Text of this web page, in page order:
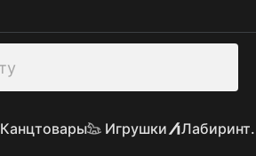
Канцтовары Игрушки